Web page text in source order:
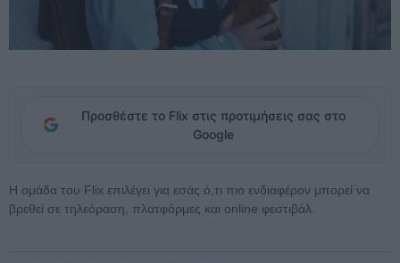
Προσθέστε το Flix στις προτιμήσεις σας στο
Google
Η ομάδα του Flix επιλέγει για εσάς ό,τι πιο ενδιαφέρον μπορεί να
βρεθεί σε τηλεόραση, πλατφόρμες και online φεστιβάλ.